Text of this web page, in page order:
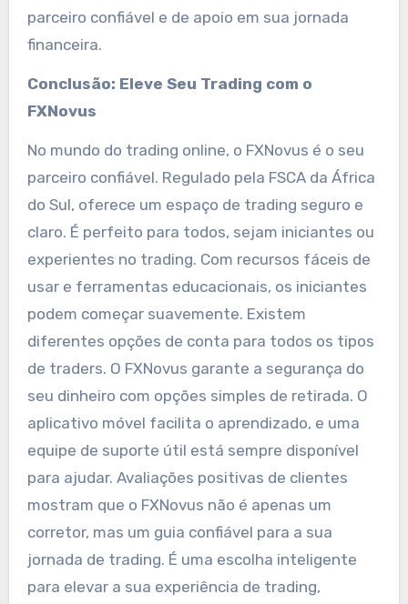
parceiro confiável e de apoio em sua jornada
financeira.
Conclusão: Eleve Seu Trading com o
FXNovus
No mundo do trading online, o FXNovus é o seu
parceiro confiável. Regulado pela FSCA da África
do Sul, oferece um espaço de trading seguro e
claro. É perfeito para todos, sejam iniciantes ou
experientes no trading. Com recursos fáceis de
usar e ferramentas educacionais, os iniciantes
podem começar suavemente. Existem
diferentes opções de conta para todos os tipos
de traders. O FXNovus garante a segurança do
seu dinheiro com opções simples de retirada. O
aplicativo móvel facilita o aprendizado, e uma
equipe de suporte útil está sempre disponível
para ajudar. Avaliações positivas de clientes
mostram que o FXNovus não é apenas um
corretor, mas um guia confiável para a sua
jornada de trading. É uma escolha inteligente
para elevar a sua experiência de trading,